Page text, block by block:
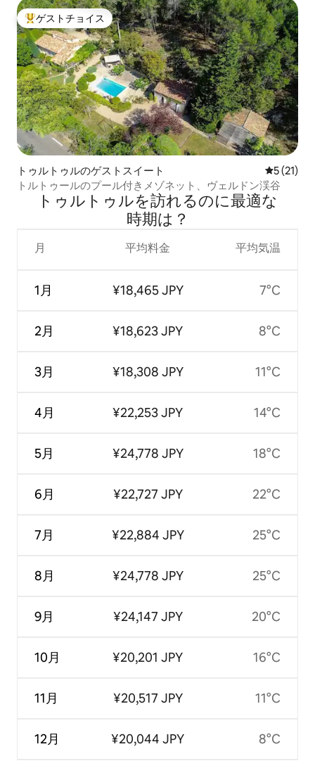
大好評のゲストチョイスです。
ゲストチョイス
トゥルトゥルのゲストスイート レビュー
5 (21)
トルトゥールのプール付きメゾネット、ヴェルドン渓谷
トゥルトゥルを訪⁠れ⁠るの⁠に最⁠適⁠な
時⁠期⁠は⁠？
月
1月
2月
3月
4月
5月
6月
7月
8月
9月
10月
11月
12月
平均料金
¥18,465 JPY
¥18,623 JPY
¥18,308 JPY
¥22,253 JPY
¥24,778 JPY
¥22,727 JPY
¥22,884 JPY
¥24,778 JPY
¥24,147 JPY
¥20,201 JPY
¥20,517 JPY
¥20,044 JPY
平均気温
7°C
8°C
11°C
14°C
18°C
22°C
25°C
25°C
20°C
16°C
11°C
8°C